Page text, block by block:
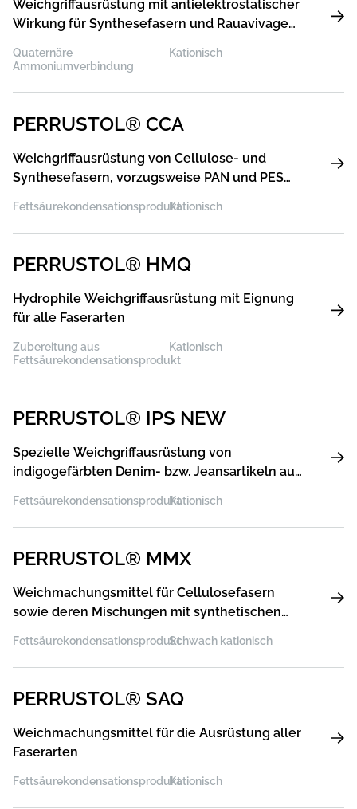
Weichgriffausrüstung mit antielektrostatischer
Wirkung für Synthesefasern und Rauavivage
Quaternäre
Ammoniumverbindung
Kationisch
PERRUSTOL® CCA
Weichgriffausrüstung von Cellulose- und
Synthesefasern, vorzugsweise PAN und PES
antielektrostatischen Eigenschaften
FettsäurekondensationsproduktKationisch
PERRUSTOL® HMQ
Hydrophile Weichgriffausrüstung mit Eignung
für alle Faserarten
Zubereitung aus
Fettsäurekondensationsprodukt
Kationisch
PERRUSTOL® IPS NEW
Spezielle Weichgriffausrüstung von
indigogefärbten Denim- bzw. Jeansartikeln aus
FettsäurekondensationsproduktKationisch
PERRUSTOL® MMX
Weichmachungsmittel für Cellulosefasern
sowie deren Mischungen mit synthetischen
FettsäurekondensationsproduktSchwach kationisch
PERRUSTOL® SAQ
Weichmachungsmittel für die Ausrüstung aller
Faserarten
FettsäurekondensationsproduktKationisch